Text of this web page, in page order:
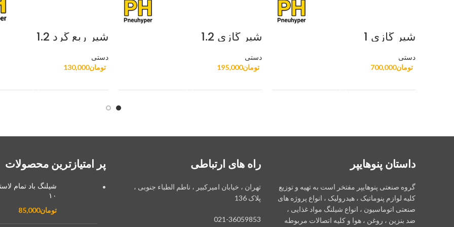
شیر گازی 1
دستی
تومان700,000
شیر گازی 1.2
دستی
تومان195,000
شیر ربع گرد 1.2
دستی
تومان130,000
داستان پنوهایپر
گروه صنعتی پنوهایپر مفتخر است به تهیه و توزیع
کلیه لوازم پنوماتیک ، هیدرولیک ، انواع پروژه های
صنعتی اتوماسیون ، انواع شیلنگ مواد غذایی ،
ضد بنزین ، روغن ، هوا و کلیه اتصالات مربوطه
راه های ارتباطی
تهران ، خیابان امیرکبیر ، ناطم الطباء جنوبی ،
پلاک 136
021-36059853
پر امتیازترین محصولات
شیلنگ باد تمام
۱۰
تومان85,000